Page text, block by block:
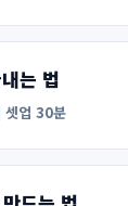
는 법
셋업 30분